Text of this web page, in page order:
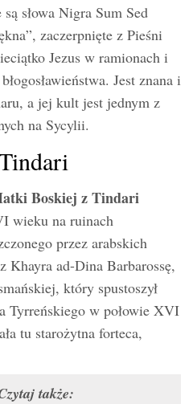
słowa Nigra Sum Sed
zaczerpnięte z Pieśni
Jezus w ramionach i
Jest znana i
a jej kult jest jednym z
na Sycylii.
Boskiej z Tindari
wieku na ruinach
przez arabskich
Khayra ad-Dina Barbarossę,
który spustoszył
Tyrreńskiego w połowie XVI
tu starożytna forteca,
także: